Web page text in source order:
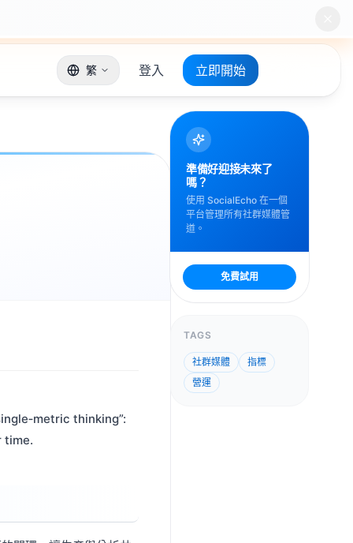
繁 登入 立即開始
thinking”:
time.
準備好迎接未來了
嗎？
使用 SocialEcho 在一個
平台管理所有社群媒體管
道。
免費試用
TAGS
社群媒體
指標
營運